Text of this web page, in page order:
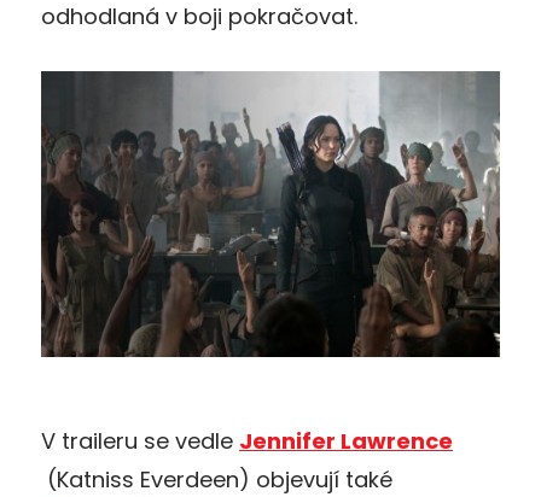
odhodlaná v boji pokračovat.
V traileru se vedle Jennifer Lawrence
(Katniss Everdeen) objevují také